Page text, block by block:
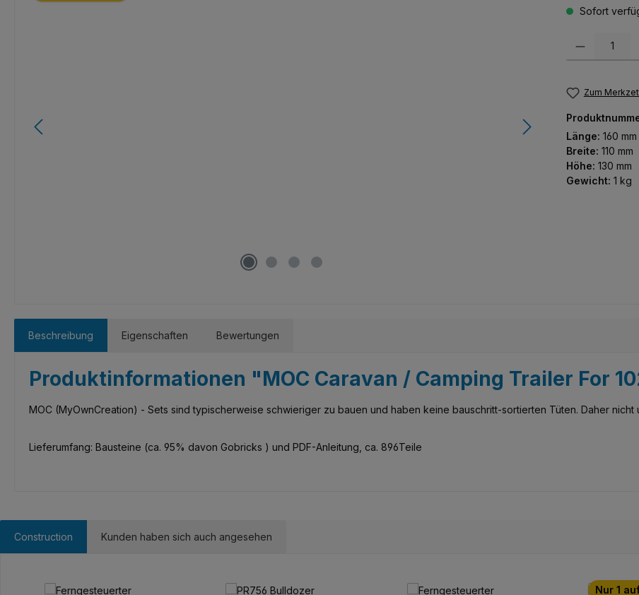
Sofort
Produkt
Zum
Länge: 160 mm
Breite: 110 mm
Höhe: 130 mm
Gewicht: 1 kg
Beschreibung Eigenschaften Bewertungen
Produktinformationen "MOC Caravan / Camping Trailer For
MOC (MyOwnCreation) - Sets sind typischerweise schwieriger zu bauen und haben keine bauschritt-sortierten Tüten. Daher
Lieferumfang: Bausteine (ca. 95% davon Gobricks ) und PDF-Anleitung, ca. 896Teile
Construction Kunden haben sich auch angesehen
Nur 1